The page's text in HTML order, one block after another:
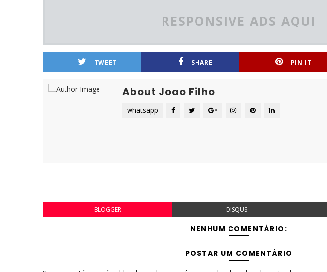
RESPONSIVE ADS AQUI
TWEET SHARE PIN IT
About Joao Filho
whatsapp
BLOGGER DISQUS
NENHUM COMENTÁRIO:
POSTAR UM COMENTÁRIO